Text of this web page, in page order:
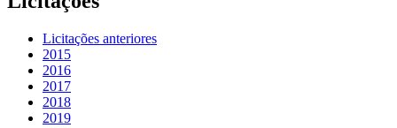
Licitações anteriores
2015
2016
2017
2018
2019